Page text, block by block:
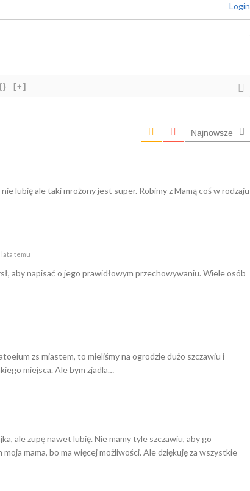
Login
[+]
Najnowsze
lubię ale taki mrożony jest super. Robimy z Mamą coś w rodzaju
lata temu
aby napisać o jego prawidłowym przechowywaniu. Wiele osób
zs miastem, to mieliśmy na ogrodzie dużo szczawiu i
miejsca. Ale bym zjadla…
ale zupę nawet lubię. Nie mamy tyle szczawiu, aby go
mama, bo ma więcej możliwości. Ale dziękuję za wszystkie